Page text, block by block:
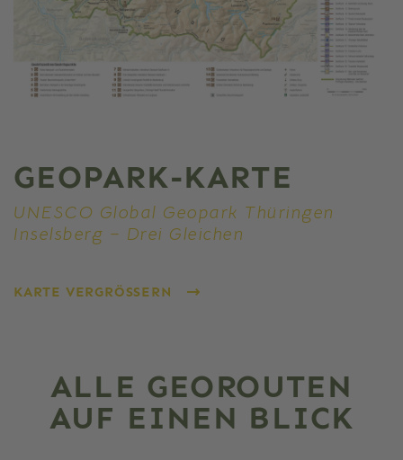
GEOPARK-KARTE
UNESCO Global Geopark Thüringen
Inselsberg – Drei Gleichen
KARTE VERGRÖSSERN
ALLE GEOROUTEN
AUF EINEN BLICK